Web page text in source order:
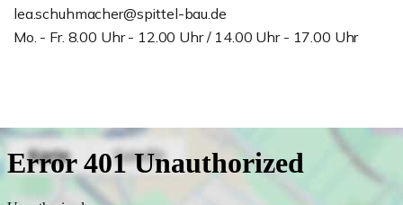
lea.schuhmacher@spittel-bau.de
Mo. - Fr. 8.00 Uhr - 12.00 Uhr / 14.00 Uhr - 17.00 Uhr